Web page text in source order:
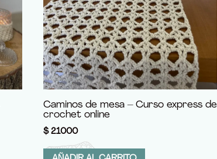
Caminos de mesa – Curso express de
crochet online
$21000